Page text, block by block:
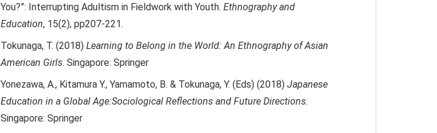
You?”: Interrupting Adultism in Fieldwork with Youth. Ethnography and
Education, 15(2), pp207-221.
Tokunaga, T. (2018) Learning to Belong in the World: An Ethnography of Asian
American Girls. Singapore: Springer
Yonezawa, A., Kitamura Y., Yamamoto, B. & Tokunaga, Y. (Eds) (2018) Japanese
Education in a Global Age:Sociological Reflections and Future Directions.
Singapore: Springer